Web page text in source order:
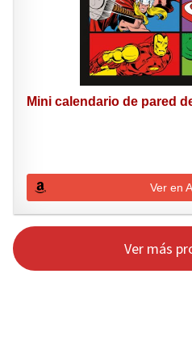
Mini calendario de pared
Ver en
Ver más